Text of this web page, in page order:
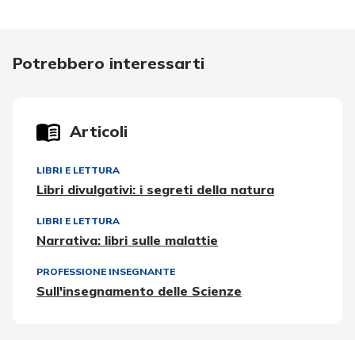
Potrebbero interessarti
Articoli
LIBRI E LETTURA
Libri divulgativi: i segreti della natura
LIBRI E LETTURA
Narrativa: libri sulle malattie
PROFESSIONE INSEGNANTE
Sull'insegnamento delle Scienze